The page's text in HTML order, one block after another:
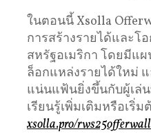
ในตอนนี้ Xsolla
การสร้างรายได้และ
สหรัฐอเมริกา โดยมีแ
ล็อกแหล่งรายได้ใหม่
แน่นแฟ้นยิ่งขึ้นกับผู้เล่
เรียนรู้เพิ่มเติมหรือเริ่
xsolla.pro/rws25offerwall